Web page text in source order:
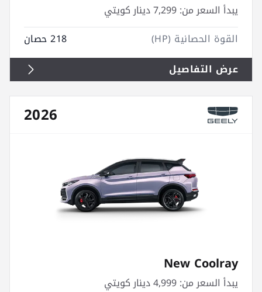
يبدأ السعر من:
القوة الحصانية (HP)
218 حصان
عرض التفاصيل
2026
New Coolray
يبدأ السعر من: